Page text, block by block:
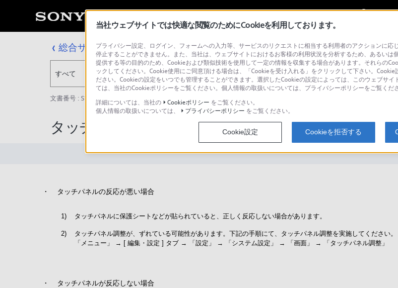
総合サポート・お問い合わせ
すべて
文書番号 : S1110278033261 / 最終更新日 : 2025/03/11
タッチパネルの反応が悪い、または反応しません
・ タッチパネルの反応が悪い場合
1) タッチパネルに保護シートなどが貼られていると、正しく反応しない場合があります。
2)
タッチパネル調整が、ずれている可能性があります。下記の手順にて、タッチパネル調整を実施してください。
「メニュー」 → [ 編集・設定 ] タブ → 「設定」 → 「システム設定」 → 「画面」 → 「タッチパネル調整」
・ タッチパネルが反応しない場合
当社ウェブサイトでは快適な閲覧のためにCookieを利用しております。
プライバシー設定、ログイン、フォームへの入力等、サービスのリクエストに相当する利用者のアクションに
停止することができません。また、当社は、ウェブサイトにおけるお客様の利用状況を分析するため、あるい
提供する等の目的のため、Cookieおよび類似技術を使用して一定の情報を収集する場合があります。それらの
ックしてください。Cookie使用にご同意頂ける場合は、「Cookieを受け入れる」をクリックして下さい。
ださい。Cookieの設定をいつでも管理することができます。選択したCookieの設定によっては、このウェブサ
ては、当社のCookieポリシーをご覧ください。個人情報の取扱いについては、プライバシーポリシーをご覧くださ
詳細については、当社の
Cookieポリシー をご覧ください。
個人情報の取扱いについては、
プライバシーポリシー をご覧ください。
Cookie設定 Cookieを拒否する